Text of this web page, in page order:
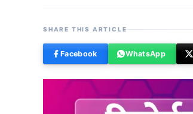
SHARE THIS ARTICLE
Facebook WhatsApp